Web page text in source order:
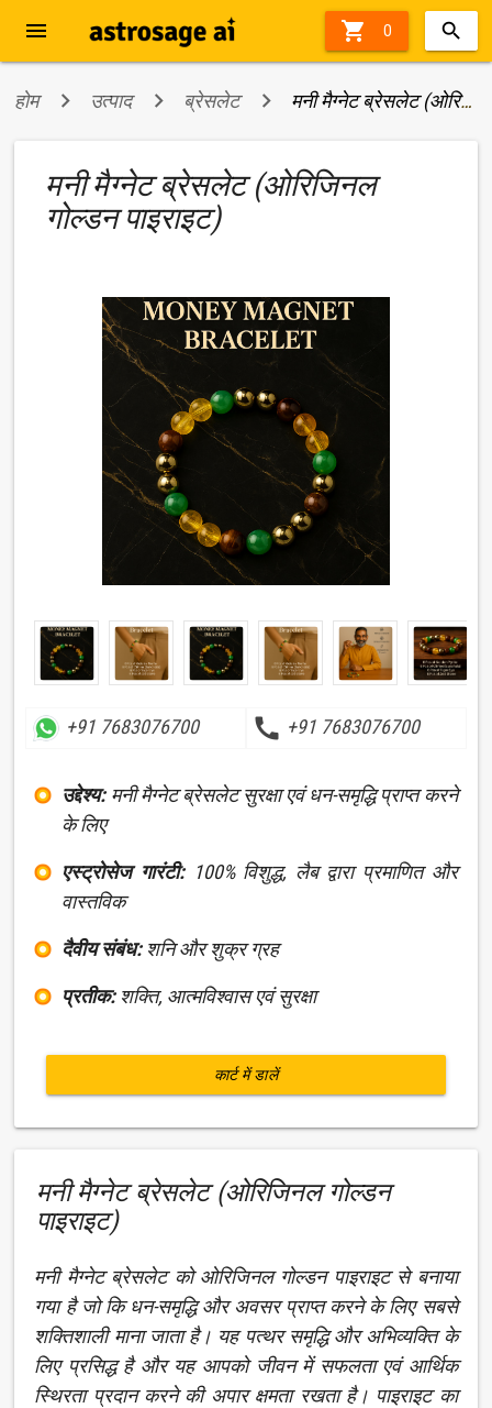
 0
menu
होम उत्पाद ब्रेसलेट मनी मैग्नेट ब्रेसलेट (ओरिजिनल गोल्डन पाइराइट)
मनी मैग्नेट ब्रेसलेट (ओरिजिनल
गोल्डन पाइराइट)
+91 7683076700 call +91 7683076700
उद्देश्य:मनी मैग्नेट ब्रेसलेट सुरक्षा एवं धन-समृद्धि प्राप्त करने
के लिए
एस्ट्रोसेज गारंटी:100% विशुद्ध, लैब द्वारा प्रमाणित और
वास्तविक
दैवीय संबंध:शनि और शुक्र ग्रह
प्रतीक:शक्ति, आत्मविश्वास एवं सुरक्षा
कार्ट में डालें
मनी मैग्नेट ब्रेसलेट (ओरिजिनल गोल्डन
पाइराइट)
मनी मैग्नेट ब्रेसलेट को ओरिजिनल गोल्डन पाइराइट से बनाया
गया है जो कि धन-समृद्धि और अवसर प्राप्त करने के लिए सबसे
शक्तिशाली माना जाता है। यह पत्थर समृद्धि और अभिव्यक्ति के
लिए प्रसिद्ध है और यह आपको जीवन में सफलता एवं आर्थिक
स्थिरता प्रदान करने की अपार क्षमता रखता है। पाइराइट का